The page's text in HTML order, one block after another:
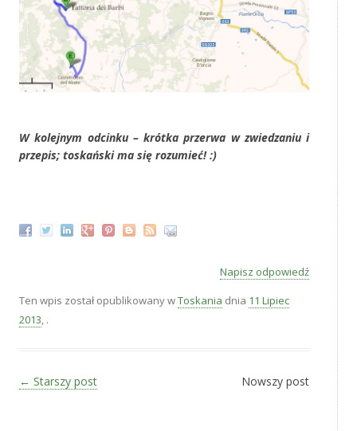
W kolejnym odcinku – krótka przerwa w zwiedzaniu i
przepis; toskański ma się rozumieć! :)
Napisz odpowiedź
Ten wpis został opublikowany wToskania dnia 11 Lipiec
2013, .
Zobacz wpisy
← Starszy post Nowszy post